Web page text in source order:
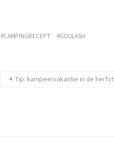
CAMPINGRECEPT GOULASH
Tip: kampeervakantie in de herfst